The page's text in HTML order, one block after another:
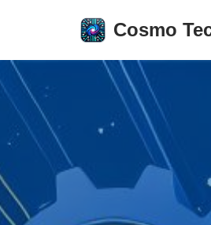
au
contenu
Cosmo